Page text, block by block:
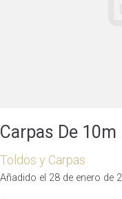
Carpas De
Toldos y Carpas
Añadido el 28 de enero de